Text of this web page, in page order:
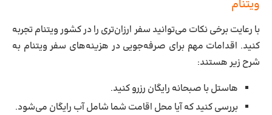
ویتنام
با رعایت برخی نکات می‌توانید سفر ارزان‌تری را در کشور ویتنام تجربه
کنید. اقدامات مهم برای صرفه‌جویی در هزینه‌های سفر ویتنام به
شرح زیر هستند:
هاستل با صبحانه رایگان رزرو کنید.
بررسی کنید که آیا محل اقامت شما شامل آب رایگان می‌شود.